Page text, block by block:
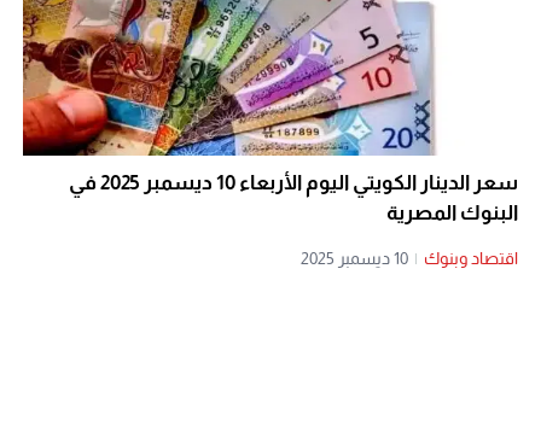
سعر الدينار الكويتي اليوم الأربعاء 10 ديسمبر 2025 في
البنوك المصرية
اقتصاد وبنوك | 10 ديسمبر 2025